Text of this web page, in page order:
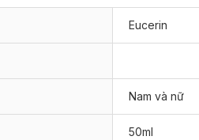
Eucerin
Nam và nữ
50ml